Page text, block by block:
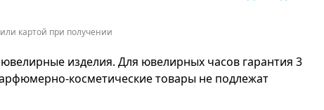
картой при получении
изделия. Для ювелирных часов гарантия 3
косметические товары не подлежат